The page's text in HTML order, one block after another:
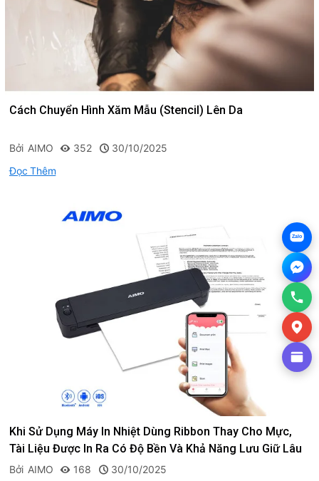
Cách Chuyển Hình Xăm Mẫu (Stencil) Lên Da
Bởi AIMO 352
30/10/2025
Đọc Thêm
Khi Sử Dụng Máy In Nhiệt Dùng Ribbon Thay Cho Mực,
Tài Liệu Được In Ra Có Độ Bền Và Khả Năng Lưu Giữ Lâu
Dài Không?
Bởi AIMO 168 30/10/2025
Zalo